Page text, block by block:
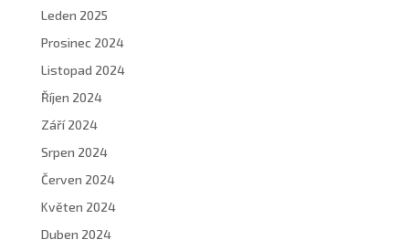
Leden 2025
Prosinec 2024
Listopad 2024
Říjen 2024
Září 2024
Srpen 2024
Červen 2024
Květen 2024
Duben 2024